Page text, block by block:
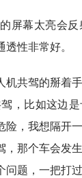
屏幕太亮会
性非常好。
共驾的掰着
，比如这边
，我想隔开
那个车会发
题，一把打